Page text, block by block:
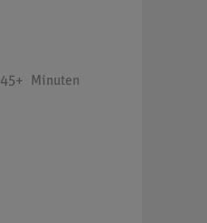
45+ Minuten